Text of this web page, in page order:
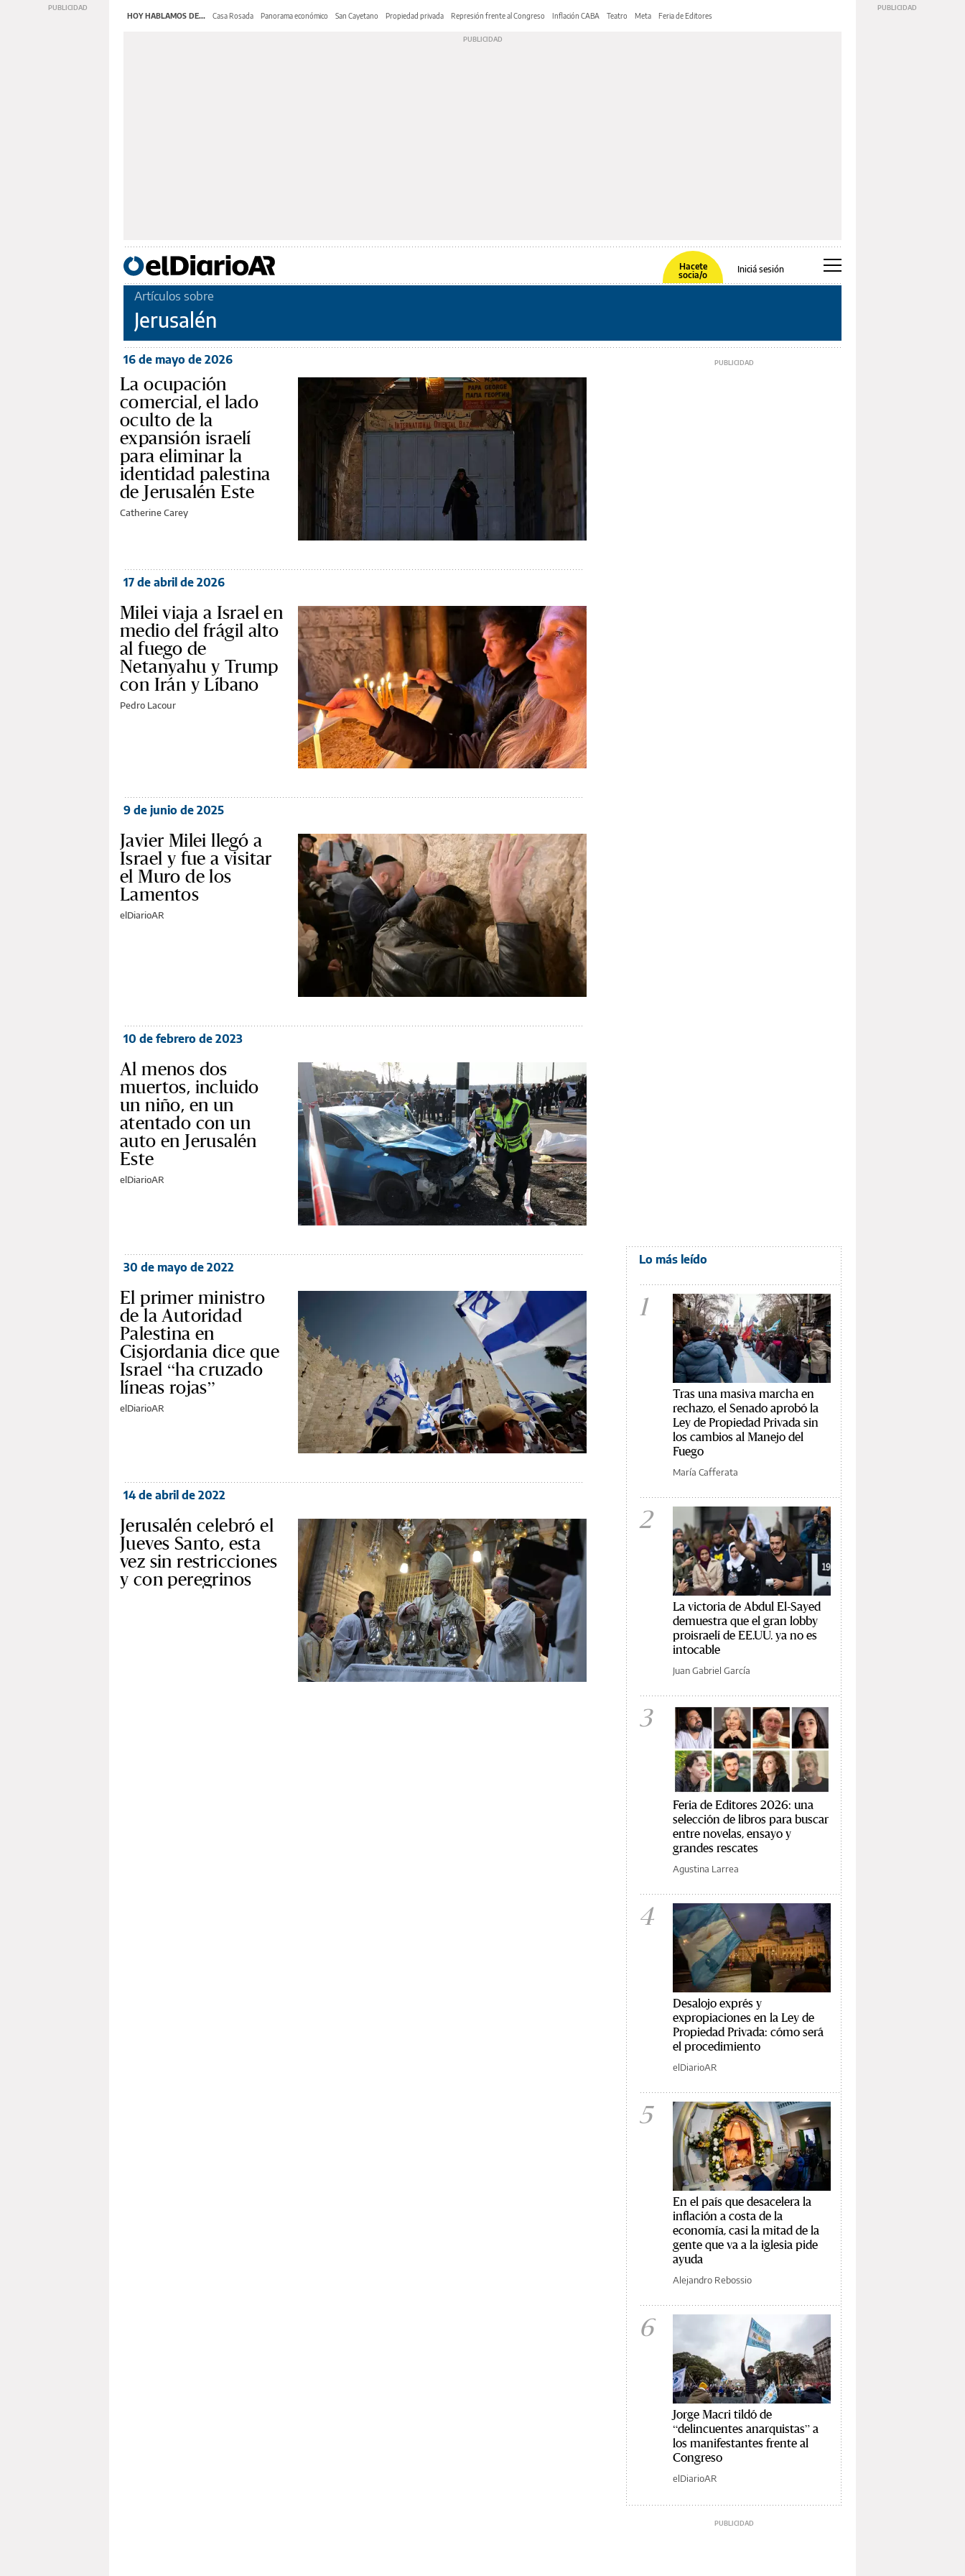
HOY HABLAMOS DE... Casa Rosada Panorama económico San Cayetano Propiedad privada Represión frente al Congreso Inflación CABA Teatro Meta Feria de Editores
Hacete
socia/o
Iniciá sesión
Artículos sobre
Jerusalén
16 de mayo de 2026
La ocupación
comercial, el lado
oculto de la
expansión israelí
para eliminar la
identidad palestina
de Jerusalén Este
Catherine Carey
17 de abril de 2026
Milei viaja a Israel en
medio del frágil alto
al fuego de
Netanyahu y Trump
con Irán y Líbano
Pedro Lacour
9 de junio de 2025
Javier Milei llegó a
Israel y fue a visitar
el Muro de los
Lamentos
elDiarioAR
10 de febrero de 2023
Al menos dos
muertos, incluido
un niño, en un
atentado con un
auto en Jerusalén
Este
elDiarioAR
30 de mayo de 2022
El primer ministro
de la Autoridad
Palestina en
Cisjordania dice que
Israel “ha cruzado
líneas rojas”
elDiarioAR
14 de abril de 2022
Jerusalén celebró el
Jueves Santo, esta
vez sin restricciones
y con peregrinos
Lo más leído
1
Tras una masiva marcha en
rechazo, el Senado aprobó la
Ley de Propiedad Privada sin
los cambios al Manejo del
Fuego
María Cafferata
2
La victoria de Abdul El-Sayed
demuestra que el gran lobby
proisraelí de EE.UU. ya no es
intocable
Juan Gabriel García
3
Feria de Editores 2026: una
selección de libros para buscar
entre novelas, ensayo y
grandes rescates
Agustina Larrea
4
Desalojo exprés y
expropiaciones en la Ley de
Propiedad Privada: cómo será
el procedimiento
elDiarioAR
5
En el país que desacelera la
inflación a costa de la
economía, casi la mitad de la
gente que va a la iglesia pide
ayuda
Alejandro Rebossio
6
Jorge Macri tildó de
“delincuentes anarquistas” a
los manifestantes frente al
Congreso
elDiarioAR